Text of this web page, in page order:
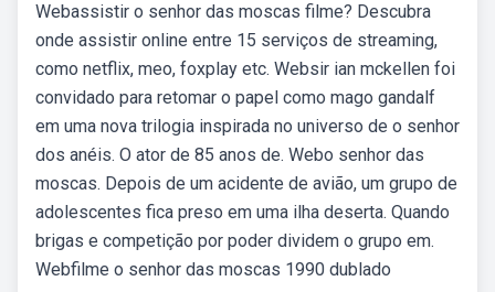
Webassistir o senhor das moscas filme? Descubra
onde assistir online entre 15 serviços de streaming,
como netflix, meo, foxplay etc. Websir ian mckellen foi
convidado para retomar o papel como mago gandalf
em uma nova trilogia inspirada no universo de o senhor
dos anéis. O ator de 85 anos de. Webo senhor das
moscas. Depois de um acidente de avião, um grupo de
adolescentes fica preso em uma ilha deserta. Quando
brigas e competição por poder dividem o grupo em.
Webfilme o senhor das moscas 1990 dublado